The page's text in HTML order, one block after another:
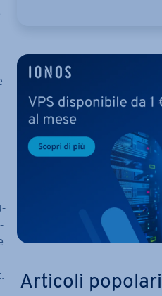
Articoli popolari